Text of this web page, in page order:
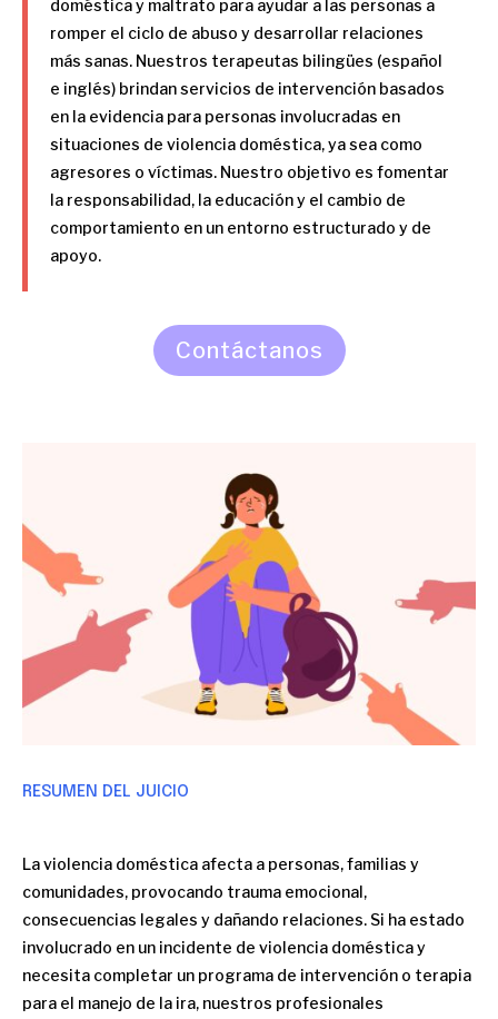
doméstica y maltrato para ayudar a las personas a
romper el ciclo de abuso y desarrollar relaciones
más sanas. Nuestros terapeutas bilingües (español
e inglés) brindan servicios de intervención basados ​​
en la evidencia para personas involucradas en
situaciones de violencia doméstica, ya sea como
agresores o víctimas. Nuestro objetivo es fomentar
la responsabilidad, la educación y el cambio de
comportamiento en un entorno estructurado y de
apoyo.
Contáctanos
RESUMEN DEL JUICIO
La violencia doméstica afecta a personas, familias y
comunidades, provocando trauma emocional,
consecuencias legales y dañando relaciones. Si ha estado
involucrado en un incidente de violencia doméstica y
necesita completar un programa de intervención o terapia
para el manejo de la ira, nuestros profesionales